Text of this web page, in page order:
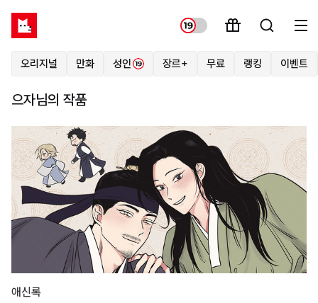
오리지널 만화 성인 장르+ 무료 랭킹 이벤트
으자님의 작품
애신록